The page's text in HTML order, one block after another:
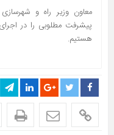
معاون وزیر راه و
پیشرفت مطلوبی را در
هستیم.